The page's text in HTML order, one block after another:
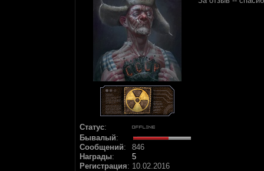
Статус:
Бывалый:
Сообщений:
846
Награды:
5
Регистрация: 10.02.2016